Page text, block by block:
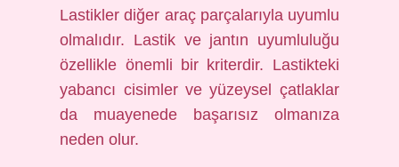
Lastikler diğer araç parçalarıyla uyumlu
olmalıdır. Lastik ve jantın uyumluluğu
özellikle önemli bir kriterdir. Lastikteki
yabancı cisimler ve yüzeysel çatlaklar
da muayenede başarısız olmanıza
neden olur.